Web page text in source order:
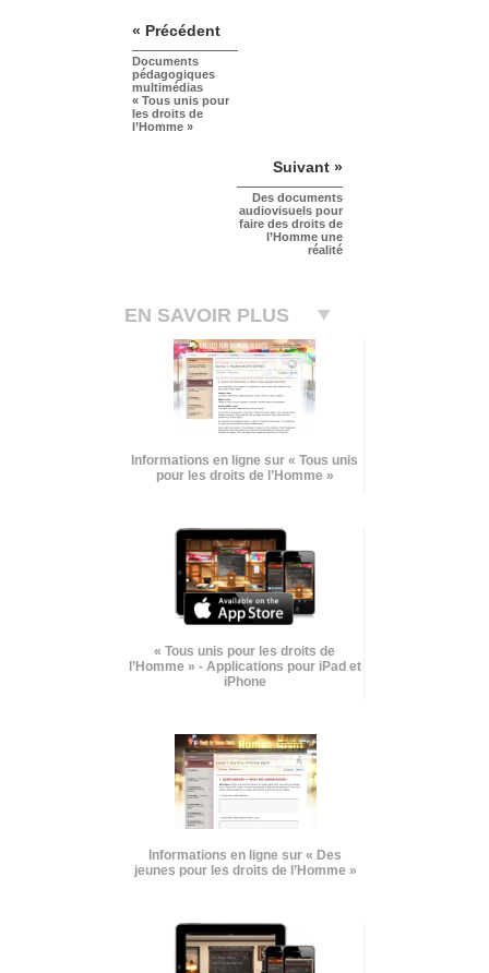
« Précédent
Documents
pédagogiques
multimédias
« Tous unis pour
les droits de
l’Homme »
Suivant »
Des documents
audiovisuels pour
faire des droits de
l’Homme une
réalité
EN SAVOIR PLUS
Informations en ligne sur « Tous unis
pour les droits de l’Homme »
« Tous unis pour les droits de
l’Homme » - Applications pour iPad et
iPhone
Informations en ligne sur « Des
jeunes pour les droits de l’Homme »